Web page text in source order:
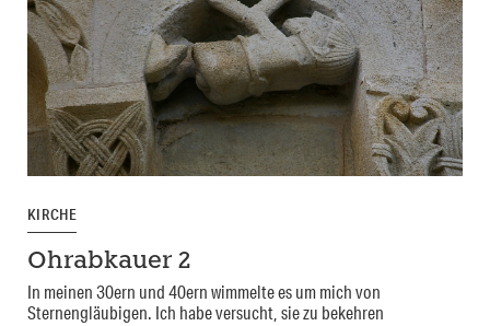
KIRCHE
Ohrabkauer 2
In meinen 30ern und 40ern wimmelte es um mich von
Sternengläubigen. Ich habe versucht, sie zu bekehren